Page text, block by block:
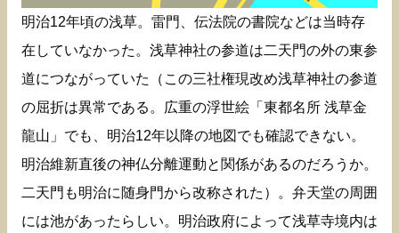
明治12年頃の浅草。雷門、伝法院の書院などは当時存
在していなかった。浅草神社の参道は二天門の外の東参
道につながっていた（この三社権現改め浅草神社の参道
の屈折は異常である。広重の浮世絵「東都名所 浅草金
龍山」でも、明治12年以降の地図でも確認できない。
明治維新直後の神仏分離運動と関係があるのだろうか。
二天門も明治に随身門から改称された）。弁天堂の周囲
には池があったらしい。明治政府によって浅草寺境内は